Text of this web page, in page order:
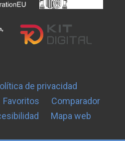
de privacidad
Favoritos
Comparador
Mapa web